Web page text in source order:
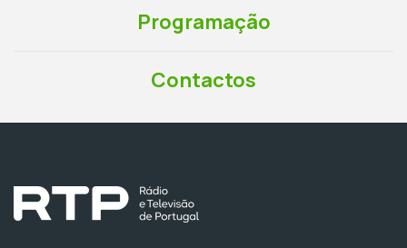
Programação
Contactos